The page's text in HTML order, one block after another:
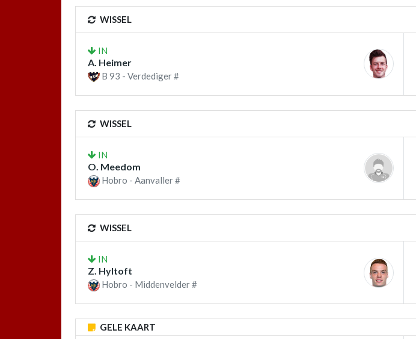
WISSEL
IN
A. Heimer
B 93 - Verdediger #
WISSEL
IN
O. Meedom
Hobro - Aanvaller #
WISSEL
IN
Z. Hyltoft
Hobro - Middenvelder #
GELE KAART